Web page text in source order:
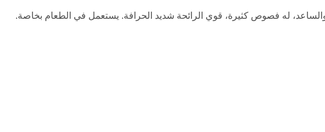
له فصوص كثيرة، قوي الرائحة شديد الحرافة. يستعمل في الطعام بخاصة.